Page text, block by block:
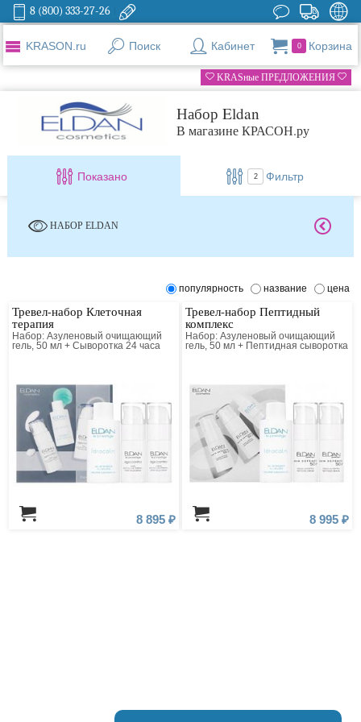
8 (800) 333-27-26
KRASON.ru Поиск Кабинет 0 Корзина
KRASные ПРЕДЛОЖЕНИЯ
Набор Eldan
В магазине КРАСОН.ру
Показано 2 Фильтр
НАБОР ELDAN
популярность название цена
Тревел-набор Клеточная
терапия
Набор: Азуленовый очищающий
гель, 50 мл + Сыворотка 24 часа
8 895 ₽
Тревел-набор Пептидный
комплекс
Набор: Азуленовый очищающий
гель, 50 мл + Пептидная сыворотка
8 995 ₽